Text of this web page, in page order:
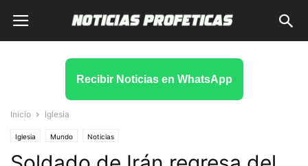
Recibir Noticias en WhatsApp
Inicio Iglesia
Iglesia Mundo Noticias